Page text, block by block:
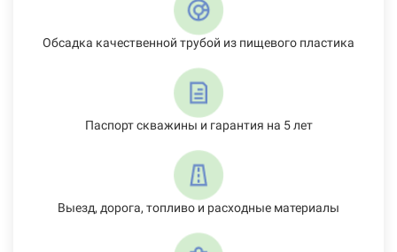
Обсадка качественной трубой из пищевого пластика
Паспорт скважины и гарантия на 5 лет
Выезд, дорога, топливо и расходные материалы